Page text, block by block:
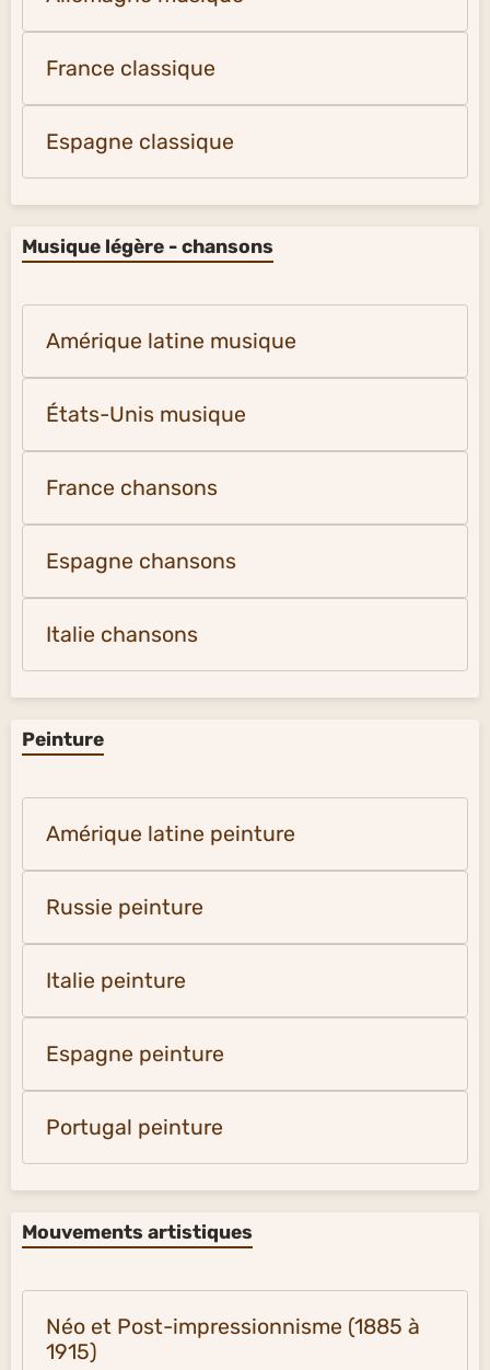
France classique
Espagne classique
Musique légère - chansons
Amérique latine musique
États-Unis musique
France chansons
Espagne chansons
Italie chansons
Peinture
Amérique latine peinture
Russie peinture
Italie peinture
Espagne peinture
Portugal peinture
Mouvements artistiques
Néo et Post-impressionnisme (1885 à
1915)